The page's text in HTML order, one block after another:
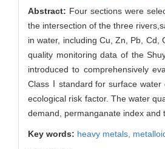
Abstract: Four sections were
the intersection of the three
in water, including Cu, Zn, Pb, Cd,
quality monitoring data of the
introduced to comprehensively
ClassⅠstandard for surface water
ecological risk factor. The water
demand, permanganate index and
Key words: heavy metals,